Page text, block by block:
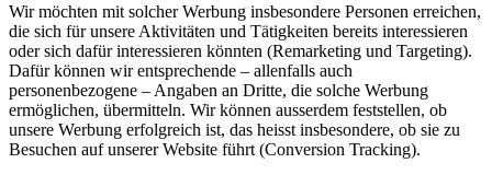
Wir möchten mit solcher Werbung insbesondere Personen erreichen,
die sich für unsere Aktivitäten und Tätigkeiten bereits interessieren
oder sich dafür interessieren könnten (Remarketing und Targeting).
Dafür können wir entsprechende – allenfalls auch
personenbezogene – Angaben an Dritte, die solche Werbung
ermöglichen, übermitteln. Wir können ausserdem feststellen, ob
unsere Werbung erfolgreich ist, das heisst insbesondere, ob sie zu
Besuchen auf unserer Website führt (Conversion Tracking).